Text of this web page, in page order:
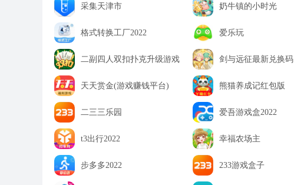
采集天津市 奶牛镇的小时光
格式转换工厂2022 爱乐玩
二副四人双扣扑克升级游戏 剑与远征最新兑换码
天天赏金(游戏赚钱平台) 熊猫养成记红包版
二三三乐园 爱吾游戏盒2022
t3出行2022 幸福农场主
步多多2022 233游戏盒子